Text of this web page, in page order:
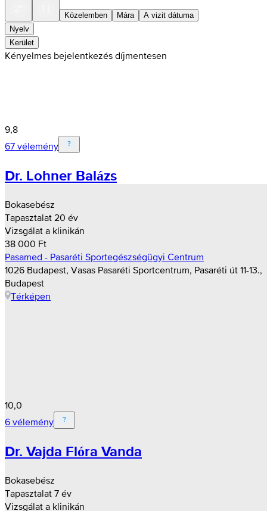
Közelemben Mára
A vizit dátuma
Nyelv
Kerület
Kényelmes bejelentkezés díjmentesen
9,8
67 vélemény
Dr. Lohner Balázs
Bokasebész
Tapasztalat 20 év
Vizsgálat a klinikán
38 000 Ft
Pasamed - Pasaréti Sportegészségügyi Centrum
1026 Budapest, Vasas Pasaréti Sportcentrum, Pasaréti út 11-13.,
Budapest
Térképen
10,0
6 vélemény
Dr. Vajda Flóra Vanda
Bokasebész
Tapasztalat 7 év
Vizsgálat a klinikán